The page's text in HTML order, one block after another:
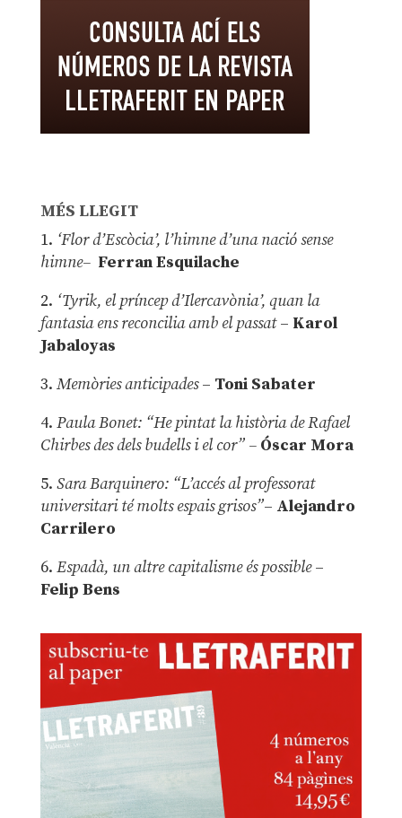
MÉS LLEGIT
1. ‘Flor d’Escòcia’, l’himne d’una nació sense
himne– Ferran Esquilache
2. ‘Tyrik, el príncep d’Ilercavònia’, quan la
fantasia ens reconcilia amb el passat– Karol
Jabaloyas
3. Memòries anticipades– Toni Sabater
4. Paula Bonet: “He pintat la història de Rafael
Chirbes des dels budells i el cor” –Óscar Mora
5. Sara Barquinero: “L’accés al professorat
universitari té molts espais grisos”– Alejandro
Carrilero
6. Espadà, un altre capitalisme és possible –
Felip Bens